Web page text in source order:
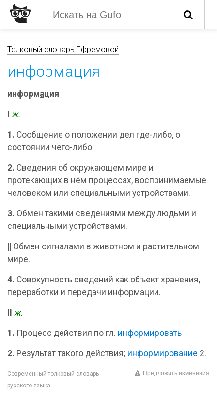
Толковый словарь Ефремовой
информация
информация
ж.
1. Сообщение о положении дел где-либо, о
состоянии чего-либо.
2. Сведения об окружающем мире и
протекающих в нём процессах, воспринимаемые
человеком или специальными устройствами.
3. Обмен такими сведениями между людьми и
специальными устройствами.
Обмен сигналами в животном и растительном
мире.
4. Совокупность сведений как объект хранения,
переработки и передачи информации.
ж.
1. Процесс действия по гл. информировать
2. Результат такого действия; информирование 2.
Современный толковый словарь
русского языка
Предложить изменения